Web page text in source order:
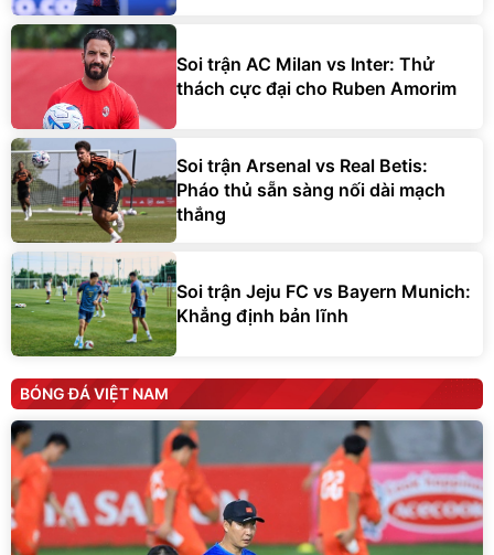
Soi trận AC Milan vs Inter: Thử
thách cực đại cho Ruben Amorim
Soi trận Arsenal vs Real Betis:
Pháo thủ sẵn sàng nối dài mạch
thắng
Soi trận Jeju FC vs Bayern Munich:
Khẳng định bản lĩnh
BÓNG ĐÁ VIỆT NAM